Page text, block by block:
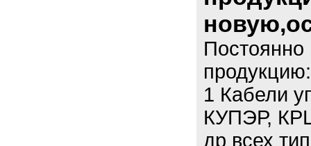
Постоянно
продукцию:
1 Кабели
КУПЭР,
др всех